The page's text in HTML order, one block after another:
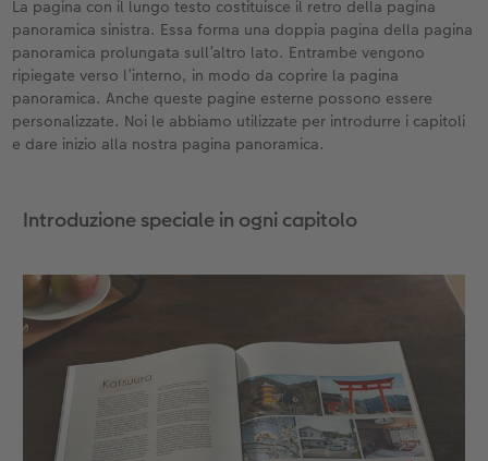
La pagina con il lungo testo costituisce il retro della pagina
panoramica sinistra. Essa forma una doppia pagina della pagina
panoramica prolungata sull’altro lato. Entrambe vengono
ripiegate verso l’interno, in modo da coprire la pagina
panoramica. Anche queste pagine esterne possono essere
personalizzate. Noi le abbiamo utilizzate per introdurre i capitoli
e dare inizio alla nostra pagina panoramica.
Introduzione speciale in ogni capitolo